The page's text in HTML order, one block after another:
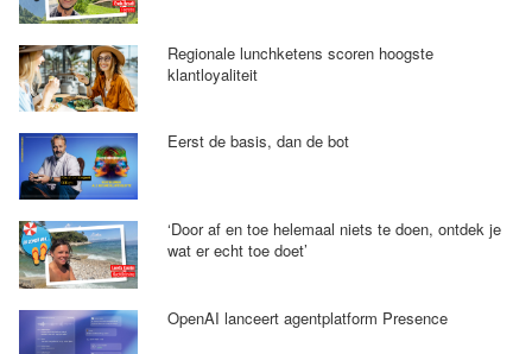
Regionale lunchketens scoren hoogste
klantloyaliteit
Eerst de basis, dan de bot
‘Door af en toe helemaal niets te doen, ontdek je
wat er echt toe doet’
OpenAI lanceert agentplatform Presence